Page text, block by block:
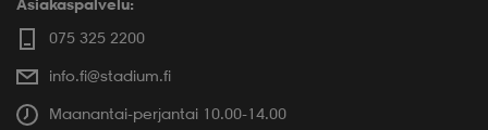
Asiakaspalvelu:
075 325 2200
info.fi@stadium.fi